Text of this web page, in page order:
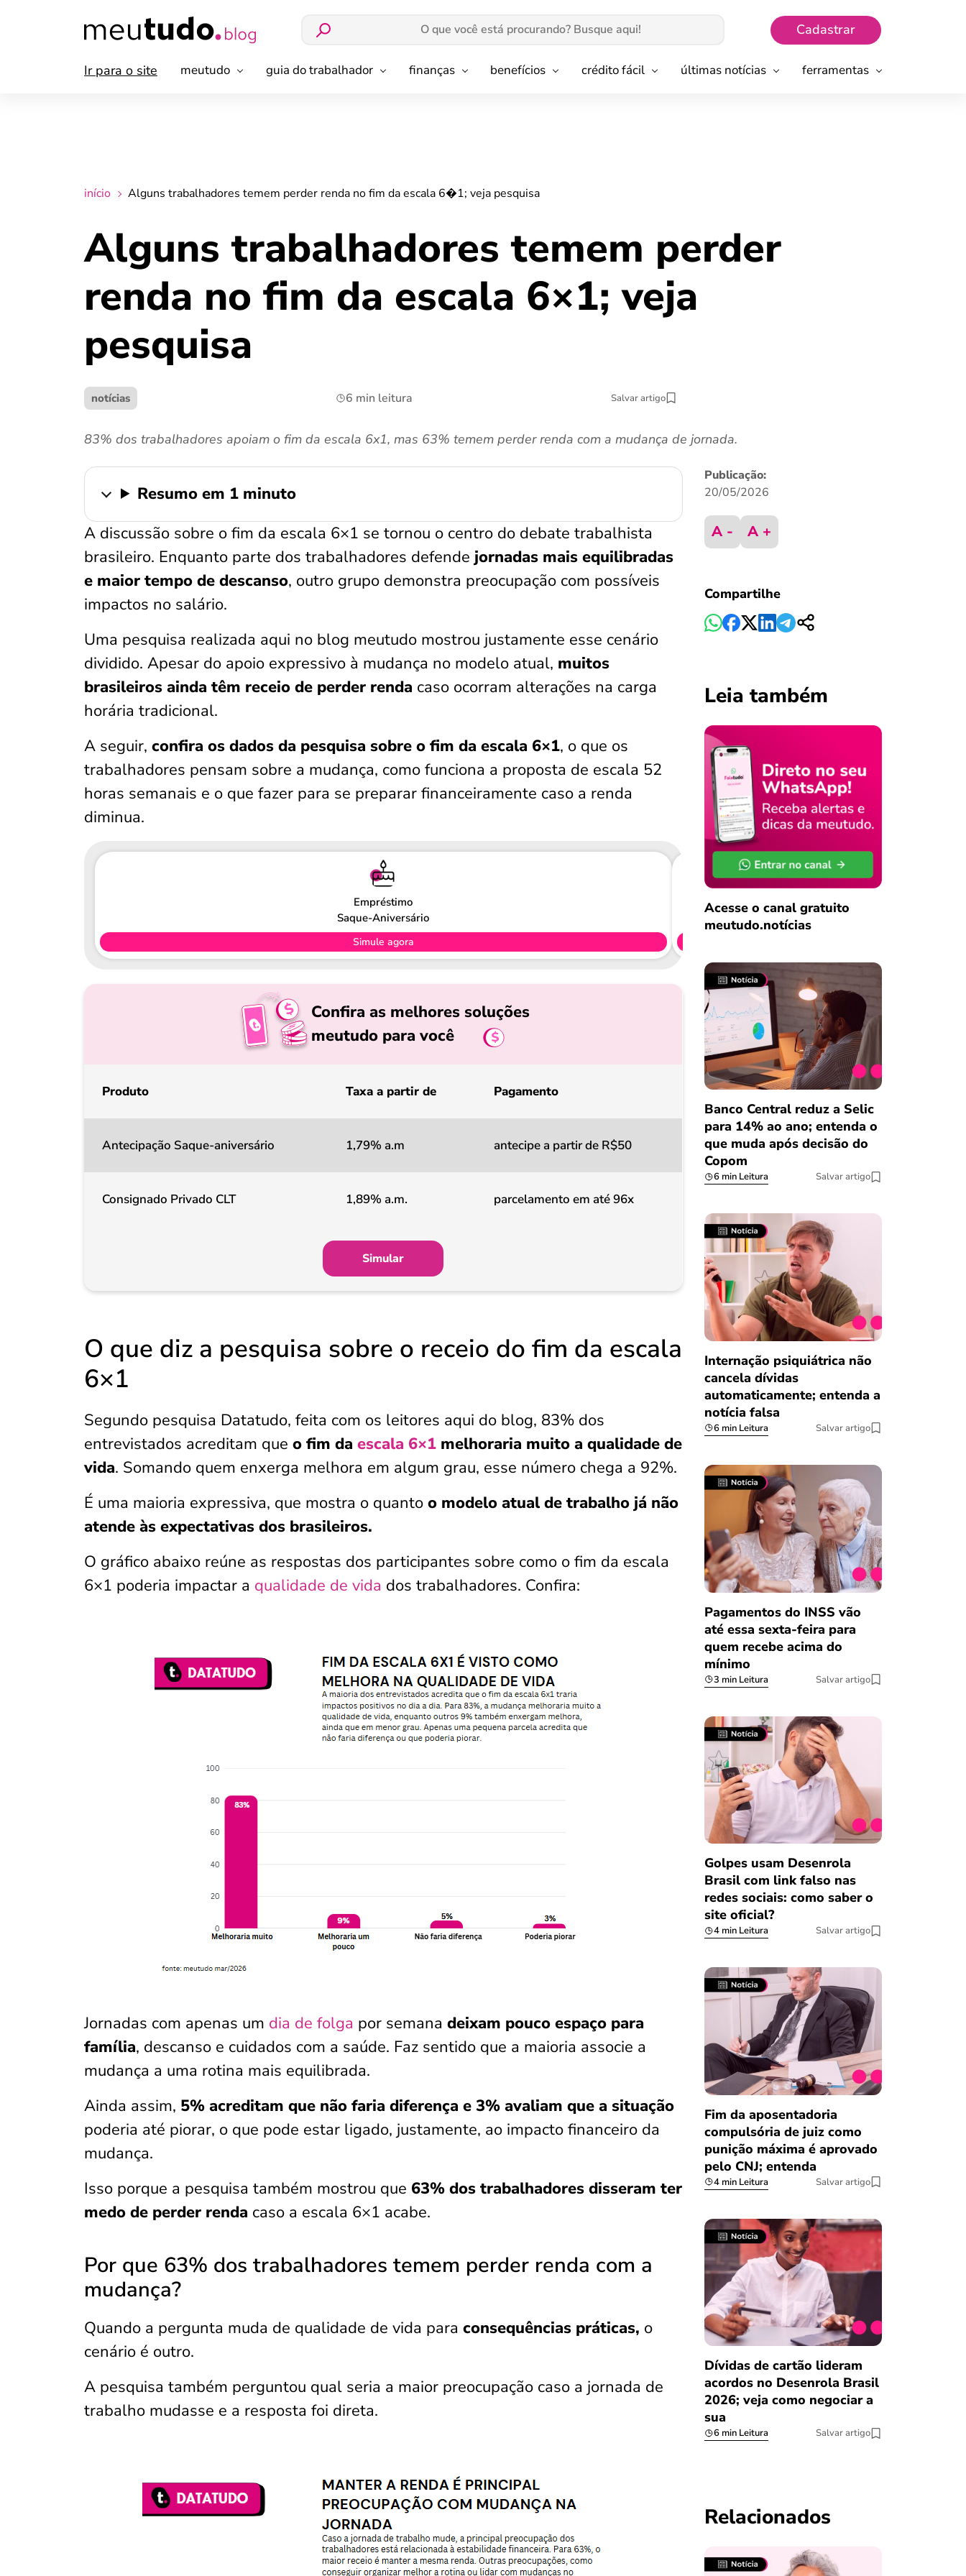
Cadastrar
Ir para o site meutudo guia do trabalhador finanças benefícios crédito fácil últimas notícias ferramentas
início Alguns trabalhadores temem perder renda no fim da escala 6�1; veja pesquisa
Alguns trabalhadores temem perder
renda no fim da escala 6×1; veja
pesquisa
notícias 6 min leitura Salvar artigo
83% dos trabalhadores apoiam o fim da escala 6x1, mas 63% temem perder renda com a mudança de jornada.
Resumo em 1 minuto
A discussão sobre o fim da escala 6×1 se tornou o centro do debate trabalhista
brasileiro. Enquanto parte dos trabalhadores defende jornadas mais equilibradas
e maior tempo de descanso, outro grupo demonstra preocupação com possíveis
impactos no salário.
Uma pesquisa realizada aqui no blog meutudo mostrou justamente esse cenário
dividido. Apesar do apoio expressivo à mudança no modelo atual, muitos
brasileiros ainda têm receio de perder renda caso ocorram alterações na carga
horária tradicional.
A seguir, confira os dados da pesquisa sobre o fim da escala 6×1, o que os
trabalhadores pensam sobre a mudança, como funciona a proposta de escala 52
horas semanais e o que fazer para se preparar financeiramente caso a renda
diminua.
Empréstimo
Saque-Aniversário
Simule agora
Confira as melhores soluções
meutudo para você
Produto Taxa a partir de Pagamento
Antecipação Saque-aniversário 1,79% a.m antecipe a partir de R$50
Consignado Privado CLT 1,89% a.m. parcelamento em até 96x
Simular
O que diz a pesquisa sobre o receio do fim da escala
6×1
Segundo pesquisa Datatudo, feita com os leitores aqui do blog, 83% dos
entrevistados acreditam que o fim da escala 6×1 melhoraria muito a qualidade de
vida. Somando quem enxerga melhora em algum grau, esse número chega a 92%.
É uma maioria expressiva, que mostra o quanto o modelo atual de trabalho já não
atende às expectativas dos brasileiros.
O gráfico abaixo reúne as respostas dos participantes sobre como o fim da escala
6×1 poderia impactar a qualidade de vida dos trabalhadores. Confira:
Jornadas com apenas um dia de folga por semana deixam pouco espaço para
família, descanso e cuidados com a saúde. Faz sentido que a maioria associe a
mudança a uma rotina mais equilibrada.
Ainda assim, 5% acreditam que não faria diferença e 3% avaliam que a situação
poderia até piorar, o que pode estar ligado, justamente, ao impacto financeiro da
mudança.
Isso porque a pesquisa também mostrou que 63% dos trabalhadores disseram ter
medo de perder renda caso a escala 6×1 acabe.
Por que 63% dos trabalhadores temem perder renda com a
mudança?
Quando a pergunta muda de qualidade de vida para consequências práticas, o
cenário é outro.
A pesquisa também perguntou qual seria a maior preocupação caso a jornada de
trabalho mudasse e a resposta foi direta.
Publicação:
20/05/2026
A - A +
Compartilhe
Leia também
Acesse o canal gratuito
meutudo.notícias
Banco Central reduz a Selic
para 14% ao ano; entenda o
que muda após decisão do
Copom
6 min Leitura Salvar artigo
Internação psiquiátrica não
cancela dívidas
automaticamente; entenda a
notícia falsa
6 min Leitura Salvar artigo
Pagamentos do INSS vão
até essa sexta-feira para
quem recebe acima do
mínimo
3 min Leitura Salvar artigo
Golpes usam Desenrola
Brasil com link falso nas
redes sociais: como saber o
site oficial?
4 min Leitura Salvar artigo
Fim da aposentadoria
compulsória de juiz como
punição máxima é aprovado
pelo CNJ; entenda
4 min Leitura Salvar artigo
Dívidas de cartão lideram
acordos no Desenrola Brasil
2026; veja como negociar a
sua
6 min Leitura Salvar artigo
Relacionados